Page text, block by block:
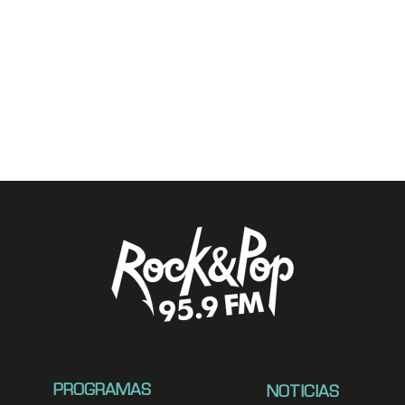
PROGRAMAS
NOTICIAS